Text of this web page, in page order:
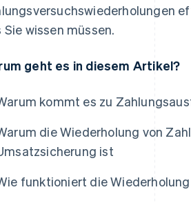
Sie wissen müssen.
geht es in diesem Artikel?
kommt es zu
die Wiederholung von
ist
funktioniert die